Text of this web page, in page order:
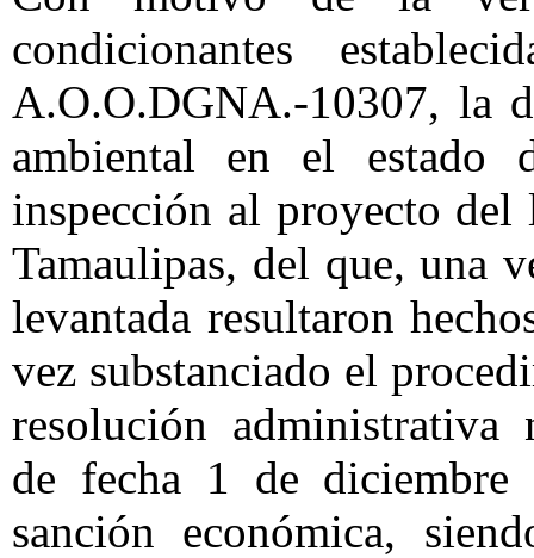
condicionantes
A.O.O.DGNA.-10307, la
ambiental en el estado
inspección al proyecto
Tamaulipas, del que, una
levantada resultaron
vez substanciado el
resolución administrativa
de fecha 1 de
sanción económica,